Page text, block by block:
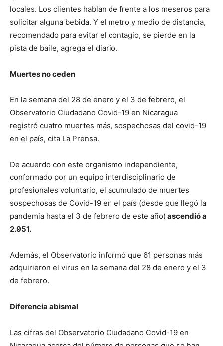
locales. Los clientes hablan de frente a los meseros para
solicitar alguna bebida. Y el metro y medio de distancia,
recomendado para evitar el contagio, se pierde en la
pista de baile, agrega el diario.
Muertes no ceden
En la semana del 28 de enero y el 3 de febrero, el
Observatorio Ciudadano Covid-19 en Nicaragua
registró cuatro muertes más, sospechosas del covid-19
en el país, cita La Prensa.
De acuerdo con este organismo independiente,
conformado por un equipo interdisciplinario de
profesionales voluntario, el acumulado de muertes
sospechosas de Covid-19 en el país (desde que llegó la
pandemia hasta el 3 de febrero de este año) ascendió a
2.951.
Además, el Observatorio informó que 61 personas más
adquirieron el virus en la semana del 28 de enero y el 3
de febrero.
Diferencia abismal
Las cifras del Observatorio Ciudadano Covid-19 en